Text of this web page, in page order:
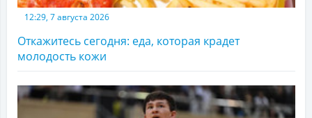
12:29, 7 августа 2026
Откажитесь сегодня: еда, которая крадет
молодость кожи